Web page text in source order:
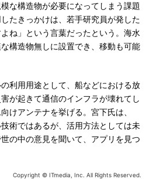
な構造物が必要になってしまう課題
たきっかけは、若手研究員が発した
ね」という言葉だったという。海水
構造物無しに設置でき、移動も可能
利用用途として、船などにおける放
が起きて通信のインフラが壊れてし
けアンテナを挙げる。宮下氏は、
技術ではあるが、活用方法としては未
の中の意見を聞いて、アプリを見つ
Copyright © ITmedia, Inc. All Rights Reserved.